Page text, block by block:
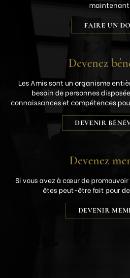
FAIRE UN
Devenez
Les Amis sont un organisme
besoin de personnes
connaissances et compétences
DEVENIR
Devenez
Si vous avez à cœur de
êtes peut-être fait pour
DEVENIR